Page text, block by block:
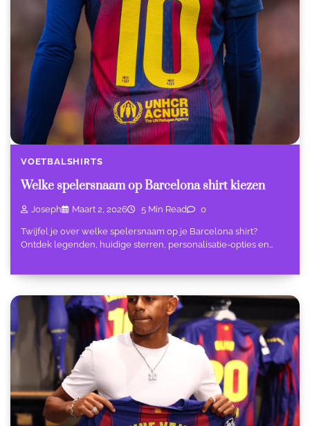
VOETBALSHIRTS
Welke spelersnaam op Barcelona shirt kiezen
Joseph Maart 2, 2026 5 Min Read 0
Twijfel je over welke spelersnaam op je Barcelona shirt?
Ontdek legenden, huidige sterren, personalisatie-opties en…